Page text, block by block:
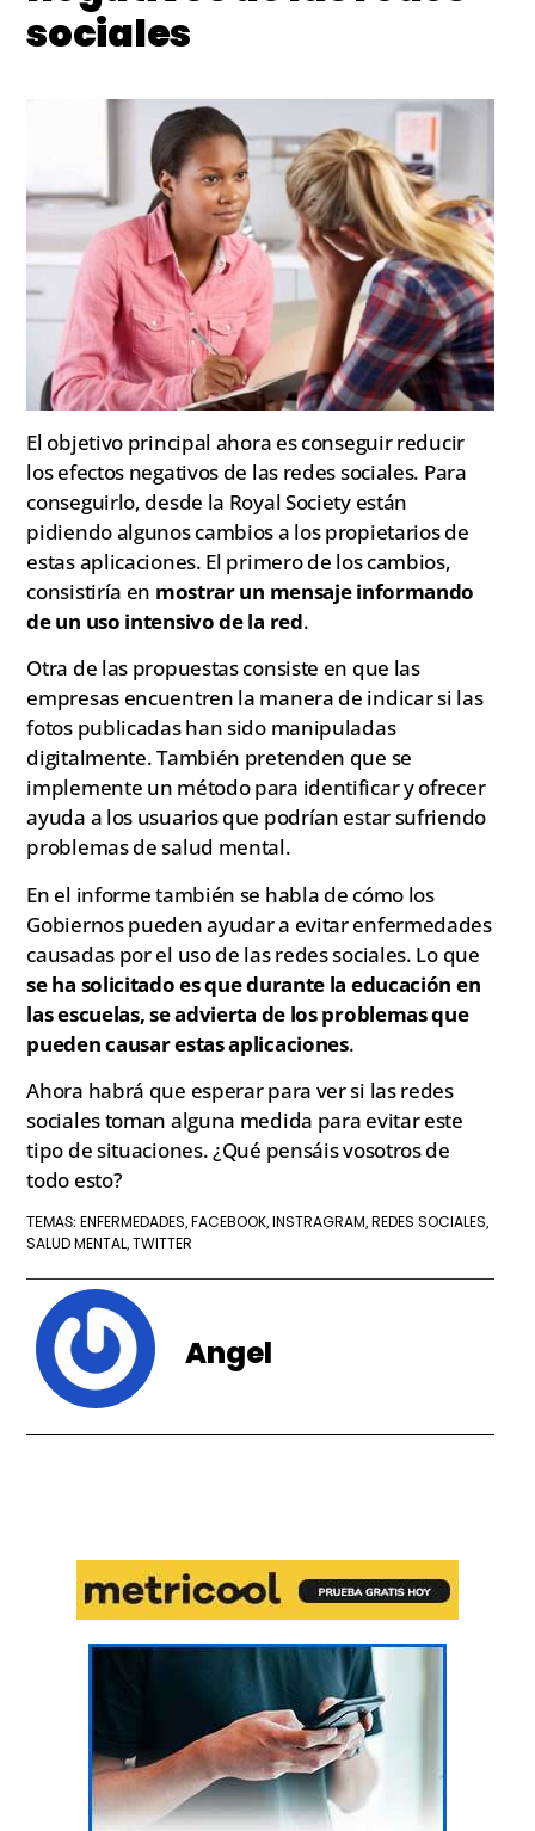
sociales
El objetivo principal ahora es conseguir reducir
los efectos negativos de las redes sociales. Para
conseguirlo, desde la Royal Society están
pidiendo algunos cambios a los propietarios de
estas aplicaciones. El primero de los cambios,
consistiría en mostrar un mensaje informando
de un uso intensivo de la red.
Otra de las propuestas consiste en que las
empresas encuentren la manera de indicar si las
fotos publicadas han sido manipuladas
digitalmente. También pretenden que se
implemente un método para identificar y ofrecer
ayuda a los usuarios que podrían estar sufriendo
problemas de salud mental.
En el informe también se habla de cómo los
Gobiernos pueden ayudar a evitar enfermedades
causadas por el uso de las redes sociales. Lo que
se ha solicitado es que durante la educación en
las escuelas, se advierta de los problemas que
pueden causar estas aplicaciones.
Ahora habrá que esperar para ver si las redes
sociales toman alguna medida para evitar este
tipo de situaciones. ¿Qué pensáis vosotros de
todo esto?
TEMAS: ENFERMEDADES, FACEBOOK, INSTRAGRAM, REDES SOCIALES,
SALUD MENTAL,TWITTER
Angel